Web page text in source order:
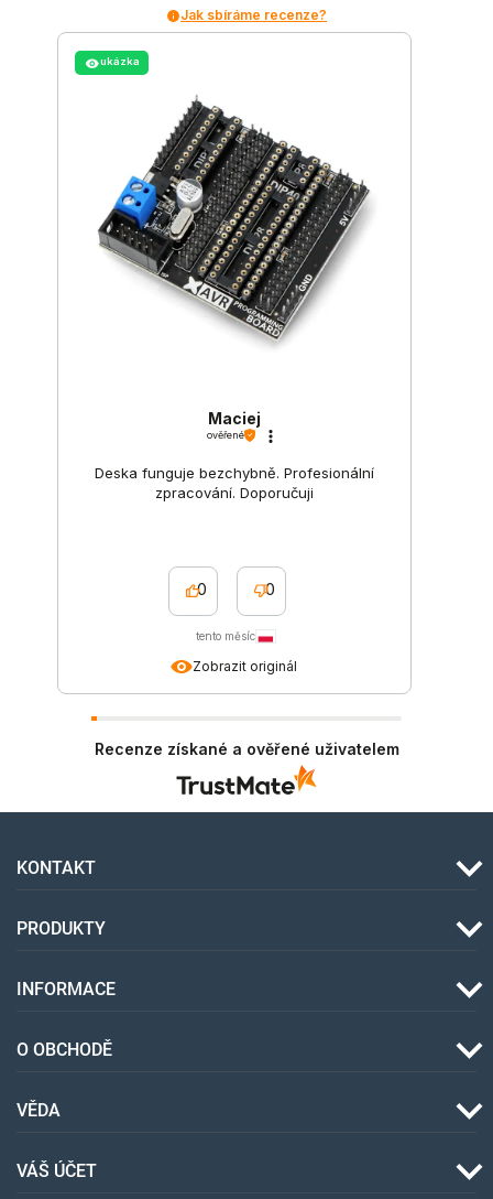
Jak sbíráme recenze?
Zobrazit originál
ukázka
Maciej
ověřené
Deska funguje bezchybně. Profesionální
zpracování. Doporučuji
0 0
tento měsíc
Recenze získané a ověřené uživatelem
KONTAKT
PRODUKTY
INFORMACE
O OBCHODĚ
VĚDA
VÁŠ ÚČET